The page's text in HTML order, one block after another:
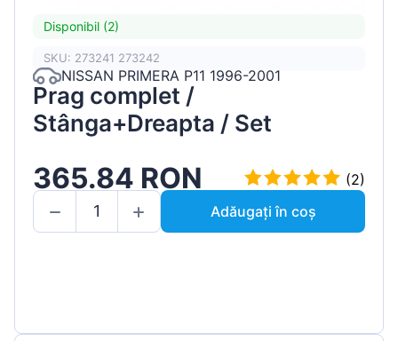
Disponibil (2)
SKU: 273241 273242
NISSAN PRIMERA P11 1996-2001
Prag complet /
Stânga+Dreapta / Set
365.84 RON
(2)
Adăugați în coș